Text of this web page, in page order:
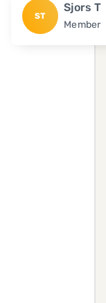
ST
Sjors T
Member